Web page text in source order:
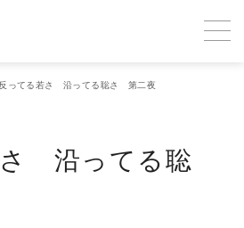
反ってる若さ 沿ってる聡さ 第二夜
さ 沿ってる聡